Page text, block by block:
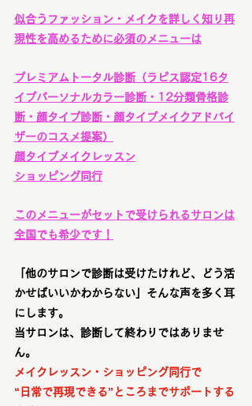
似合うファッション・メイクを詳しく知り再
現性を高めるために必須のメニューは
プレミアムトータル診断 （ラピス認定16タ
イプパーソナルカラー診断・12分類骨格診
断・顔タイプ診断・顔タイプメイクアドバイ
ザーのコスメ提案）
顔タイプメイクレッスン
ショッピング同行
このメニューがセットで受けられるサロンは
全国でも希少です！
「他のサロンで診断は受けたけれど、どう活
かせばいいかわからない」そんな声を多く耳
にします。
当サロンは、診断して終わりではありませ
ん。
メイクレッスン・ショッピング同行で
“日常で再現できる”ところまでサポートする